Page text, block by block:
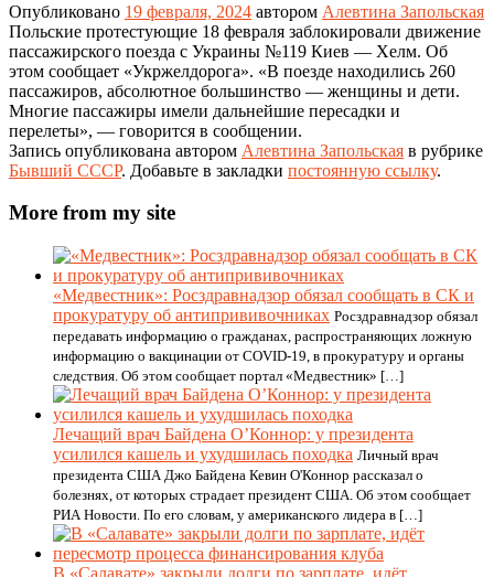
Опубликовано 19 февраля, 2024 автором Алевтина Запольская
Польские протестующие 18 февраля заблокировали движение
пассажирского поезда с Украины №119 Киев — Хелм. Об
этом сообщает «Укржелдорога». «В поезде находились 260
пассажиров, абсолютное большинство — женщины и дети.
Многие пассажиры имели дальнейшие пересадки и
перелеты», — говорится в сообщении.
Запись опубликована автором Алевтина Запольская в рубрике
Бывший СССР. Добавьте в закладки постоянную ссылку.
More from my site
«Медвестник»: Росздравнадзор обязал сообщать в СК и
прокуратуру об антипрививочниках Росздравнадзор обязал
передавать информацию о гражданах, распространяющих ложную
информацию о вакцинации от COVID-19, в прокуратуру и органы
следствия. Об этом сообщает портал «Медвестник» […]
Лечащий врач Байдена О’Коннор: у президента
усилился кашель и ухудшилась походка Личный врач
президента США Джо Байдена Кевин О'Коннор рассказал о
болезнях, от которых страдает президент США. Об этом сообщает
РИА Новости. По его словам, у американского лидера в […]
В «Салавате» закрыли долги по зарплате, идёт